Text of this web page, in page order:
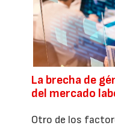
La brecha de
del mercado
Otro de los